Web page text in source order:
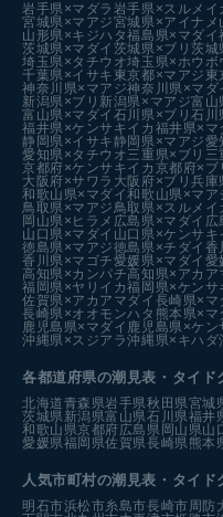
岩手県×マダラ 岩手県×スルメイ
宮城県×マアジ宮城県×アイナメ
山形県×キジハタ福島県×マダイ
茨城県×マダイ 茨城県×ブリ茨城
埼玉県×タチウオ埼玉県×ホウボ
千葉県×イサキ 東京都×マアジ 東
神奈川県×マアジ神奈川県×マダ
新潟県×ブリ 新潟県×マアジ富山
富山県×マダイ 石川県×ブリ石川
福井県×ケンサキイカ 福井県×マ
静岡県×イサキ 静岡県×マアジ愛
愛知県×タチウオ三重県×ブリ 三
京都府×ケンサキイカ 京都府×ブ
大阪府×サワラ 大阪府×ブリ兵庫
和歌山県×マダイ和歌山県×マア
鳥取県×マアジ鳥取県×スルメイ
岡山県×ヒラメ 広島県×マダイ 広
山口県×マダイ 山口県×ケンサキ
徳島県×マアジ徳島県×チダイ 香
香川県×マゴチ愛媛県×マダイ 愛
高知県×カンパチ高知県×アカア
福岡県×ヤリイカ福岡県×ケンサ
佐賀県×アカアマダイ 長崎県×マ
長崎県×オオモンハタ 熊本県×マ
鹿児島県×マダイ 鹿児島県×ケン
沖縄県×スジアラ沖縄県×キハダ
各都道府県の潮見表 ・タイド
北海道青森県岩手県秋田県宮城
茨城県新潟県富山県石川県福井
和歌山県京都府広島県 岡山県山
愛媛県福岡県佐賀県長崎県熊本
人気市町村の潮見表・タイド
明石市浜松市糸島市長崎市周防